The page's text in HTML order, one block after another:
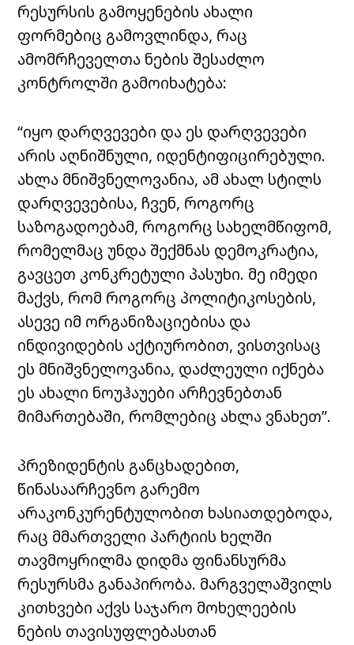
რესურსის გამოყენების ახალი
ფორმებიც გამოვლინდა, რაც
ამომრჩეველთა ნების შესაძლო
კონტროლში გამოიხატება:
“იყო დარღვევები და ეს დარღვევები
არის აღნიშნული, იდენტიფიცირებული.
ახლა მნიშვნელოვანია, ამ ახალ სტილს
დარღვევებისა, ჩვენ, როგორც
საზოგადოებამ, როგორც სახელმწიფომ,
რომელმაც უნდა შექმნას დემოკრატია,
გავცეთ კონკრეტული პასუხი. მე იმედი
მაქვს, რომ როგორც პოლიტიკოსების,
ასევე იმ ორგანიზაციებისა და
ინდივიდების აქტიურობით, ვისთვისაც
ეს მნიშვნელოვანია, დაძლეული იქნება
ეს ახალი ნოუჰაუები არჩევნებთან
მიმართებაში, რომლებიც ახლა ვნახეთ”.
პრეზიდენტის განცხადებით,
წინასაარჩევნო გარემო
არაკონკურენტულობით ხასიათდებოდა,
რაც მმართველი პარტიის ხელში
თავმოყრილმა დიდმა ფინანსურმა
რესურსმა განაპირობა. მარგველაშვილს
კითხვები აქვს საჯარო მოხელეების
ნების თავისუფლებასთან